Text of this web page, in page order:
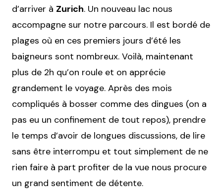
d’arriver à Zurich. Un nouveau lac nous
accompagne sur notre parcours. Il est bordé de
plages où en ces premiers jours d’été les
baigneurs sont nombreux. Voilà, maintenant
plus de 2h qu’on roule et on apprécie
grandement le voyage. Après des mois
compliqués à bosser comme des dingues (on a
pas eu un confinement de tout repos), prendre
le temps d’avoir de longues discussions, de lire
sans être interrompu et tout simplement de ne
rien faire à part profiter de la vue nous procure
un grand sentiment de détente.